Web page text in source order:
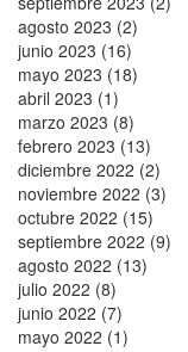
agosto 2023 (2)
junio 2023 (16)
mayo 2023 (18)
abril 2023 (1)
marzo 2023 (8)
febrero 2023 (13)
diciembre 2022 (2)
noviembre 2022 (3)
octubre 2022 (15)
septiembre 2022 (9)
agosto 2022 (13)
julio 2022 (8)
junio 2022 (7)
mayo 2022 (1)